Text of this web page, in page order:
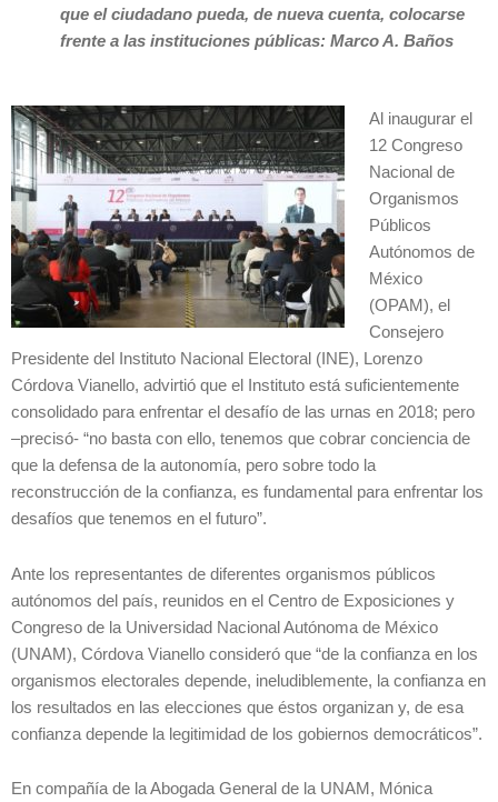
que el ciudadano pueda, de nueva cuenta, colocarse
frente a las instituciones públicas: Marco A. Baños
Al inaugurar el
12 Congreso
Nacional de
Organismos
Públicos
Autónomos de
México
(OPAM), el
Consejero
Presidente del Instituto Nacional Electoral (INE), Lorenzo
Córdova Vianello, advirtió que el Instituto está suficientemente
consolidado para enfrentar el desafío de las urnas en 2018; pero
–precisó- “no basta con ello, tenemos que cobrar conciencia de
que la defensa de la autonomía, pero sobre todo la
reconstrucción de la confianza, es fundamental para enfrentar los
desafíos que tenemos en el futuro”.
Ante los representantes de diferentes organismos públicos
autónomos del país, reunidos en el Centro de Exposiciones y
Congreso de la Universidad Nacional Autónoma de México
(UNAM), Córdova Vianello consideró que “de la confianza en los
organismos electorales depende, ineludiblemente, la confianza en
los resultados en las elecciones que éstos organizan y, de esa
confianza depende la legitimidad de los gobiernos democráticos”.
En compañía de la Abogada General de la UNAM, Mónica